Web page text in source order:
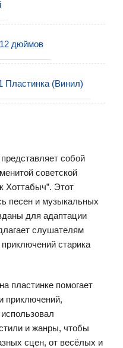
12 дюймов
Пластинка (Винил)
собой
советской
Хоттабыч”. Этот
песен и музыкальных
для адаптации
слушателям
старика
пластинке помогает
приключений,
и жанры, чтобы
сцен, от весёлых и